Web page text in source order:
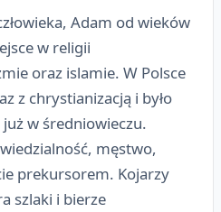
Adam od wieków
w religii
oraz islamie. W Polsce
z chrystianizacją i było
w średniowieczu.
męstwo,
prekursorem. Kojarzy
szlaki i bierze